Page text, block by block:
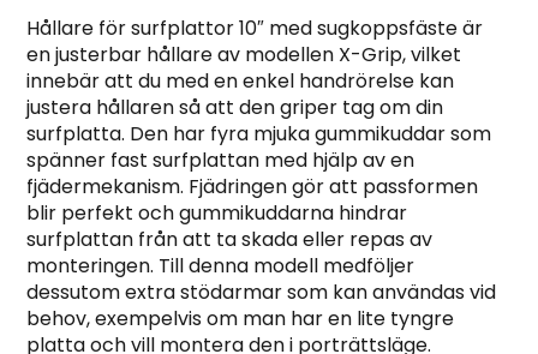
Hållare för surfplattor 10″ med sugkoppsfäste är
en justerbar hållare av modellen X-Grip, vilket
innebär att du med en enkel handrörelse kan
justera hållaren så att den griper tag om din
surfplatta. Den har fyra mjuka gummikuddar som
spänner fast surfplattan med hjälp av en
fjädermekanism. Fjädringen gör att passformen
blir perfekt och gummikuddarna hindrar
surfplattan från att ta skada eller repas av
monteringen. Till denna modell medföljer
dessutom extra stödarmar som kan användas vid
behov, exempelvis om man har en lite tyngre
platta och vill montera den i porträttsläge.